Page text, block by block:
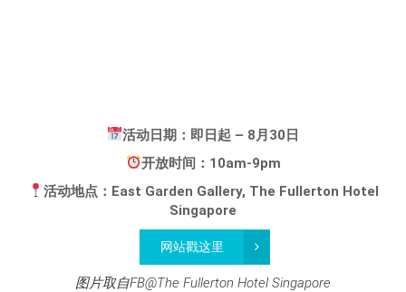
活动日期：即日起 – 8月30日
开放时间：10am-9pm
活动地点：East Garden Gallery, The Fullerton Hotel
Singapore
网站戳这里
图片取自FB@The Fullerton Hotel Singapore